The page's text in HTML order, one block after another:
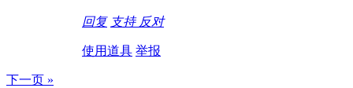
回复 支持 反对
使用道具 举报
下一页 »